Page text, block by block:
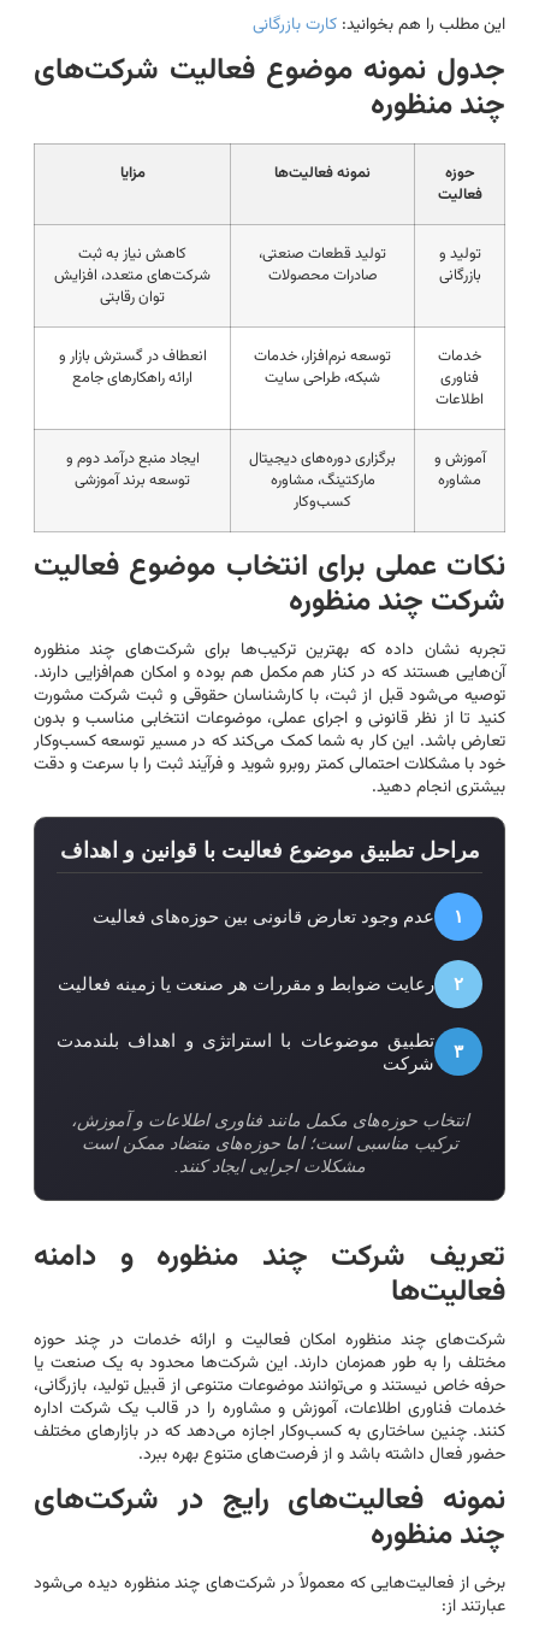
این مطلب را هم بخوانید: کارت بازرگانی
جدول نمونه موضوع فعالیت شرکت‌های
چند منظوره
حوزه
فعالیت
نمونه فعالیت‌ها مزایا
تولید و
بازرگانی
تولید قطعات صنعتی،
صادرات محصولات
کاهش نیاز به ثبت
شرکت‌های متعدد، افزایش
توان رقابتی
خدمات
فناوری
اطلاعات
توسعه نرم‌افزار، خدمات
شبکه، طراحی سایت
انعطاف در گسترش بازار و
ارائه راهکارهای جامع
آموزش و
مشاوره
برگزاری دوره‌های دیجیتال
مارکتینگ، مشاوره
کسب‌وکار
ایجاد منبع درآمد دوم و
توسعه برند آموزشی
نکات عملی برای انتخاب موضوع فعالیت
شرکت چند منظوره
تجربه نشان داده که بهترین ترکیب‌ها برای شرکت‌های چند منظوره
آن‌هایی هستند که در کنار هم مکمل هم بوده و امکان هم‌افزایی دارند.
توصیه می‌شود قبل از ثبت، با کارشناسان حقوقی و ثبت شرکت مشورت
کنید تا از نظر قانونی و اجرای عملی، موضوعات انتخابی مناسب و بدون
تعارض باشد. این کار به شما کمک می‌کند که در مسیر توسعه کسب‌وکار
خود با مشکلات احتمالی کمتر روبرو شوید و فرآیند ثبت را با سرعت و دقت
بیشتری انجام دهید.
مراحل تطبیق موضوع فعالیت با قوانین و اهداف
۱ عدم وجود تعارض قانونی بین حوزه‌های فعالیت
۲ رعایت ضوابط و مقررات هر صنعت یا زمینه فعالیت
۳
تطبیق موضوعات با استراتژی و اهداف بلندمدت
شرکت
انتخاب حوزه‌های مکمل مانند فناوری اطلاعات و آموزش،
ترکیب مناسبی است؛ اما حوزه‌های متضاد ممکن است
مشکلات اجرایی ایجاد کنند.
تعریف شرکت چند منظوره و دامنه
فعالیت‌ها
شرکت‌های چند منظوره امکان فعالیت و ارائه خدمات در چند حوزه
مختلف را به طور همزمان دارند. این شرکت‌ها محدود به یک صنعت یا
حرفه خاص نیستند و می‌توانند موضوعات متنوعی از قبیل تولید، بازرگانی،
خدمات فناوری اطلاعات، آموزش و مشاوره را در قالب یک شرکت اداره
کنند. چنین ساختاری به کسب‌وکار اجازه می‌دهد که در بازارهای مختلف
حضور فعال داشته باشد و از فرصت‌های متنوع بهره ببرد.
نمونه فعالیت‌های رایج در شرکت‌های
چند منظوره
برخی از فعالیت‌هایی که معمولاً در شرکت‌های چند منظوره دیده می‌شود
عبارتند از: